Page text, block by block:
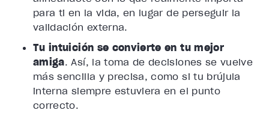
para ti en la vida, en lugar de perseguir la
validación externa.
Tu intuición se convierte en tu mejor
amiga. Así, la toma de decisiones se vuelve
más sencilla y precisa, como si tu brújula
interna siempre estuviera en el punto
correcto.